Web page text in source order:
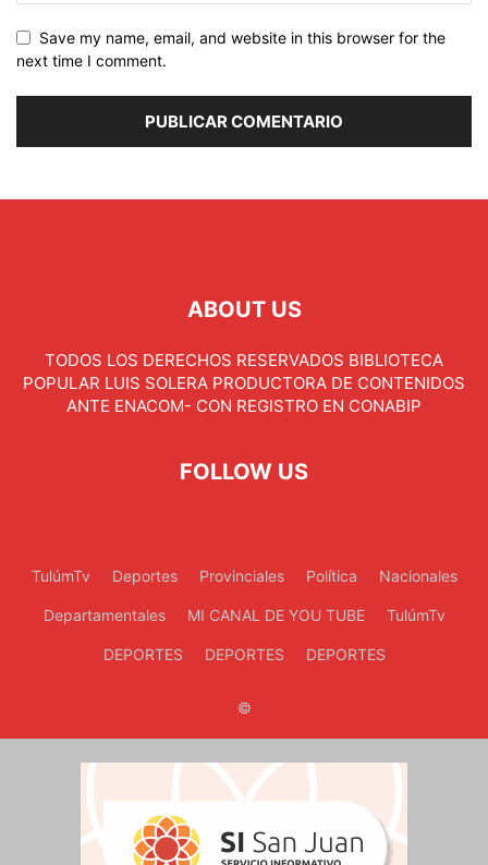
Save my name, email, and website in this browser for the
next time I comment.
ABOUT US
TODOS LOS DERECHOS RESERVADOS BIBLIOTECA
POPULAR LUIS SOLERA PRODUCTORA DE CONTENIDOS
ANTE ENACOM- CON REGISTRO EN CONABIP
FOLLOW US
TulúmTv Deportes Provinciales Política Nacionales
Departamentales MI CANAL DE YOU TUBE TulúmTv
DEPORTES DEPORTES DEPORTES
©